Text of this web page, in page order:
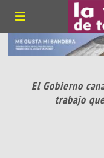
El Gobierno
trabajo